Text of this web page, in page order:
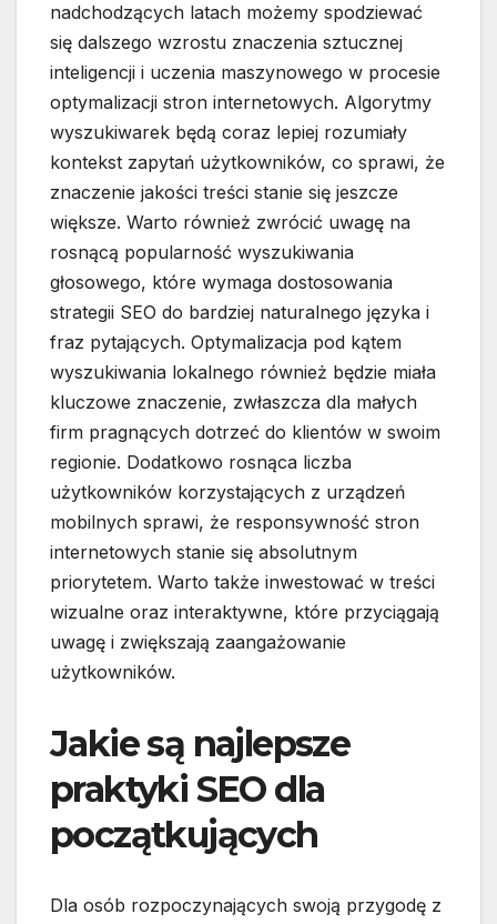
nadchodzących latach możemy spodziewać
się dalszego wzrostu znaczenia sztucznej
inteligencji i uczenia maszynowego w procesie
optymalizacji stron internetowych. Algorytmy
wyszukiwarek będą coraz lepiej rozumiały
kontekst zapytań użytkowników, co sprawi, że
znaczenie jakości treści stanie się jeszcze
większe. Warto również zwrócić uwagę na
rosnącą popularność wyszukiwania
głosowego, które wymaga dostosowania
strategii SEO do bardziej naturalnego języka i
fraz pytających. Optymalizacja pod kątem
wyszukiwania lokalnego również będzie miała
kluczowe znaczenie, zwłaszcza dla małych
firm pragnących dotrzeć do klientów w swoim
regionie. Dodatkowo rosnąca liczba
użytkowników korzystających z urządzeń
mobilnych sprawi, że responsywność stron
internetowych stanie się absolutnym
priorytetem. Warto także inwestować w treści
wizualne oraz interaktywne, które przyciągają
uwagę i zwiększają zaangażowanie
użytkowników.
Jakie są najlepsze
praktyki SEO dla
początkujących
Dla osób rozpoczynających swoją przygodę z